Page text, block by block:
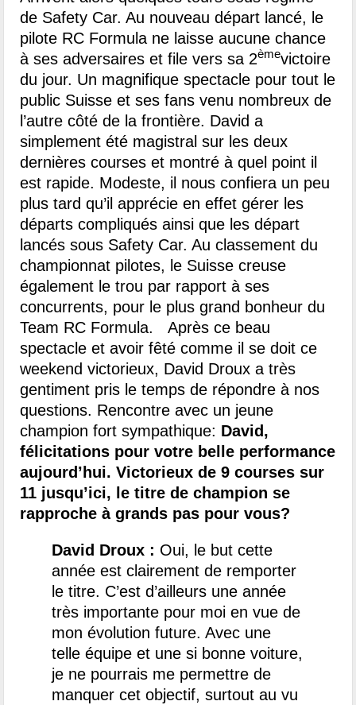
de Safety Car. Au nouveau départ lancé, le
pilote RC Formula ne laisse aucune chance
à ses adversaires et file vers sa 2èmevictoire
du jour. Un magnifique spectacle pour tout le
public Suisse et ses fans venu nombreux de
l’autre côté de la frontière. David a
simplement été magistral sur les deux
dernières courses et montré à quel point il
est rapide. Modeste, il nous confiera un peu
plus tard qu’il apprécie en effet gérer les
départs compliqués ainsi que les départ
lancés sous Safety Car. Au classement du
championnat pilotes, le Suisse creuse
également le trou par rapport à ses
concurrents, pour le plus grand bonheur du
Team RC Formula.
Après ce beau
spectacle et avoir fêté comme il se doit ce
weekend victorieux, David Droux a très
gentiment pris le temps de répondre à nos
questions. Rencontre avec un jeune
champion fort sympathique: David,
félicitations pour votre belle performance
aujourd’hui. Victorieux de 9 courses sur
11 jusqu’ici, le titre de champion se
rapproche à grands pas pour vous?
David Droux : Oui, le but cette
année est clairement de remporter
le titre. C’est d’ailleurs une année
très importante pour moi en vue de
mon évolution future. Avec une
telle équipe et une si bonne voiture,
je ne pourrais me permettre de
manquer cet objectif, surtout au vu